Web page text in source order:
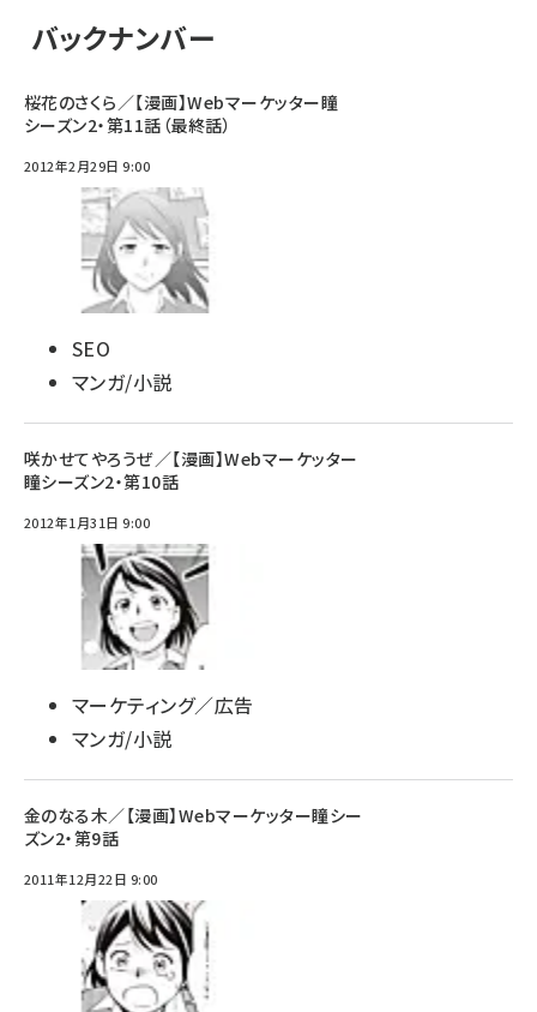
バックナンバー
桜花のさくら／【漫画】Webマーケッター瞳
シーズン2・第11話（最終話）
2012年2月29日 9:00
SEO
マンガ/小説
咲かせてやろうぜ／【漫画】Webマーケッター
瞳シーズン2・第10話
2012年1月31日 9:00
マーケティング／広告
マンガ/小説
金のなる木／【漫画】Webマーケッター瞳シー
ズン2・第9話
2011年12月22日 9:00